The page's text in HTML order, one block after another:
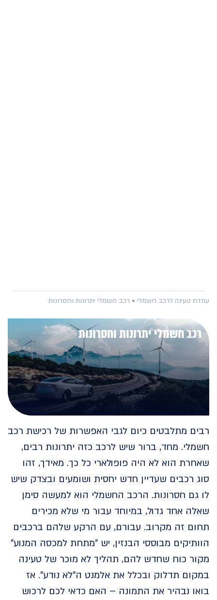
טעינה לרכב חשמלי » רכב חשמלי יתרונות וחסרונות
חשמלי יתרונות וחסרונות
מתלבטים כיום לגבי האפשרות של רכישת רכב
מחד, ברור שיש לרכב כזה יתרונות רבים,
הוא לא היה פופולארי כל כך. מאידך, זהו
רכבים שעדיין חדש יחסית ושומעים ובצדק שיש
חסרונות. הרכב החשמלי הוא למעשה סימן
אחד גדול, במיוחד עבור מי שלא מכירים
זה מקרוב. עבורם, עם הרקע שלהם ברכבים
מבוססי הבנזין, יש "מתחת למכסה המנוע"
כוח שחדש להם, תהליך לא מוכר של טעינה
תדלוק ובכלל את אלמנט ה"לא נודע". אז
נבהיר את התמונה – האם כדאי לכם לרכוש